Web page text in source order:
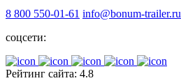
8 800 550-01-61 info@bonum-trailer.ru
соцсети:
Рейтинг сайта: 4.8